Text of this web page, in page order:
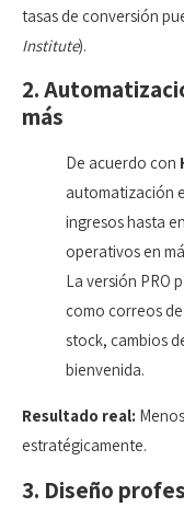
tasas de conversión
Institute).
2.
más
De acuerdo con
automatización
ingresos hasta
operativos en
La versión PRO
como correos
stock, cambios
bienvenida.
Resultado real:
estratégicamente.
3. Diseño